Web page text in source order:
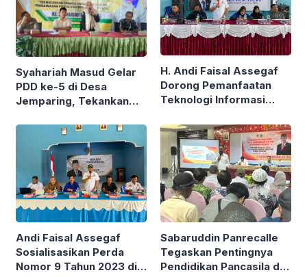
Syahariah Masud Gelar
PDD ke-5 di Desa
Jemparing, Tekankan
Masyarakat
H. Andi Faisal Assegaf
Dorong Pemanfaatan
Teknologi Informasi
Pengawasan Publik
Andi Faisal Assegaf
Sosialisasikan Perda
Nomor 9 Tahun 2023 di
Sabaruddin Panrecalle
Tegaskan Pentingnya
Pendidikan Pancasila di